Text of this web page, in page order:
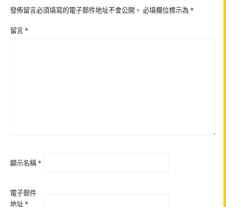
發佈留言必須填寫的電子郵件地址不會公開。 必填欄位標示為*
留言*
顯示名稱*
電子郵件
地址*